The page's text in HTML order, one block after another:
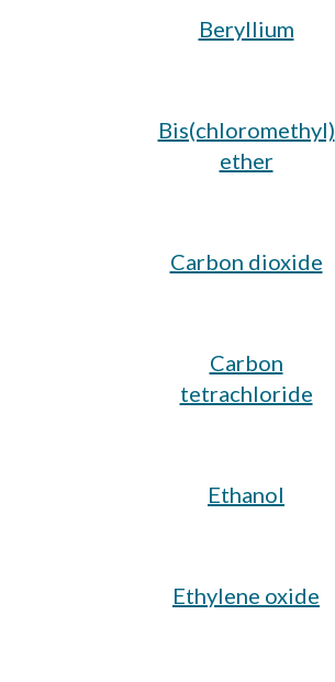
Beryllium
Bis(chloromethyl)
ether
Carbon dioxide
Carbon
tetrachloride
Ethanol
Ethylene oxide